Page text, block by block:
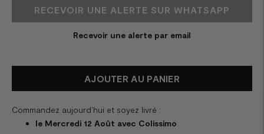
RECEVOIR UNE ALERTE SUR WHATSAPP
Recevoir une alerte par email
AJOUTER AU PANIER
Commandez aujourd'hui et soyez livré :
le Mercredi 12 Août avec Colissimo